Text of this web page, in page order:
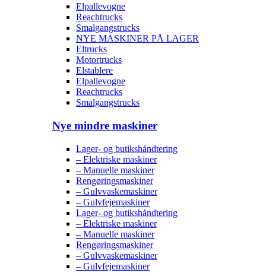
Elpallevogne
Reachtrucks
Smalgangstrucks
NYE MASKINER PÅ LAGER
Eltrucks
Motortrucks
Elstablere
Elpallevogne
Reachtrucks
Smalgangstrucks
Nye mindre maskiner
Lager- og butikshåndtering
– Elektriske maskiner
– Manuelle maskiner
Rengøringsmaskiner
– Gulvvaskemaskiner
– Gulvfejemaskiner
Lager- og butikshåndtering
– Elektriske maskiner
– Manuelle maskiner
Rengøringsmaskiner
– Gulvvaskemaskiner
– Gulvfejemaskiner